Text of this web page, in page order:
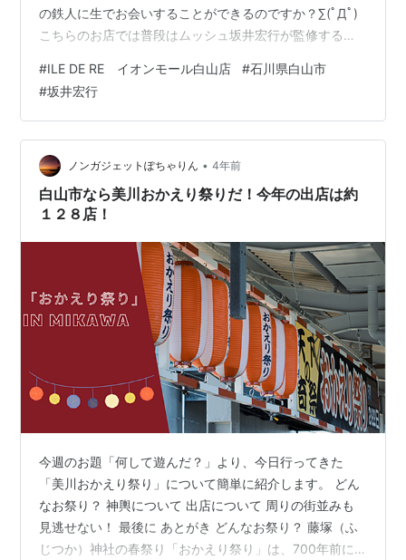
の鉄人に生でお会いすることができるのですか？∑(ﾟДﾟ)
こちらのお店では普段はムッシュ坂井宏行が監修するお
しかしたら調理に少しでも携わってるのかもしれない そ
れにしても、お、お値段が…なかなか…(￣▽￣;) しかし
ミーハーなワタクシは、こんな機会はもう二度と訪れな
いかもと思うと、貯金切り崩してでも行ってみようかな
という気持ちになり、その日のうちに予約してしまいま
した……
#ILE DE RE イオンモール白山店 #石川県白山市
#坂井宏行
ノンガジェットぽちゃりん • 4年前
白山市なら美川おかえり祭りだ！今年の出店は約
１２８店！
今週のお題「何して遊んだ？」より、今日行ってきた
「美川おかえり祭り」について簡単に紹介します。 どん
なお祭り？ 神輿について 出店について 周りの街並みも
見逃せない！ 最後に あとがき どんなお祭り？ 藤塚（ふ
じつか）神社の春祭り「おかえり祭り」は、700年前に